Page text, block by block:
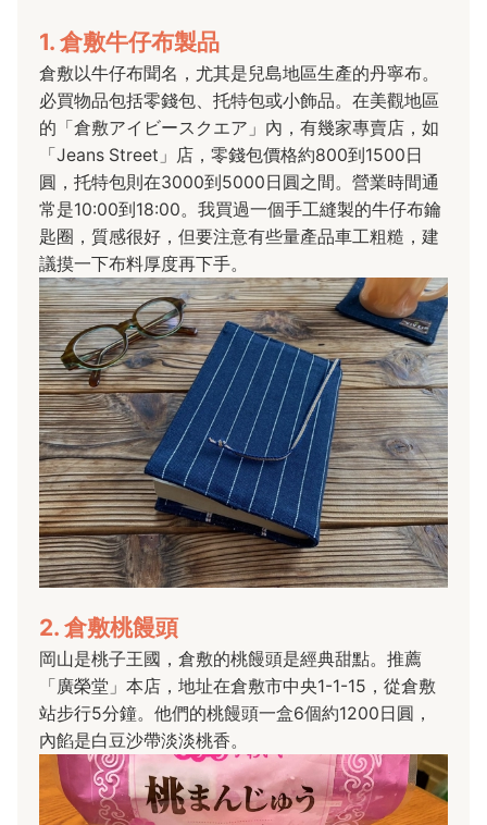
1. 倉敷牛仔布製品
倉敷以牛仔布聞名，尤其是兒島地區生產的丹寧布。
必買物品包括零錢包、托特包或小飾品。在美觀地區
的「倉敷アイビースクエア」內，有幾家專賣店，如
「Jeans Street」店，零錢包價格約800到1500日
圓，托特包則在3000到5000日圓之間。營業時間通
常是10:00到18:00。我買過一個手工縫製的牛仔布鑰
匙圈，質感很好，但要注意有些量產品車工粗糙，建
議摸一下布料厚度再下手。
2. 倉敷桃饅頭
岡山是桃子王國，倉敷的桃饅頭是經典甜點。推薦
「廣榮堂」本店，地址在倉敷市中央1-1-15，從倉敷
站步行5分鐘。他們的桃饅頭一盒6個約1200日圓，
內餡是白豆沙帶淡淡桃香。